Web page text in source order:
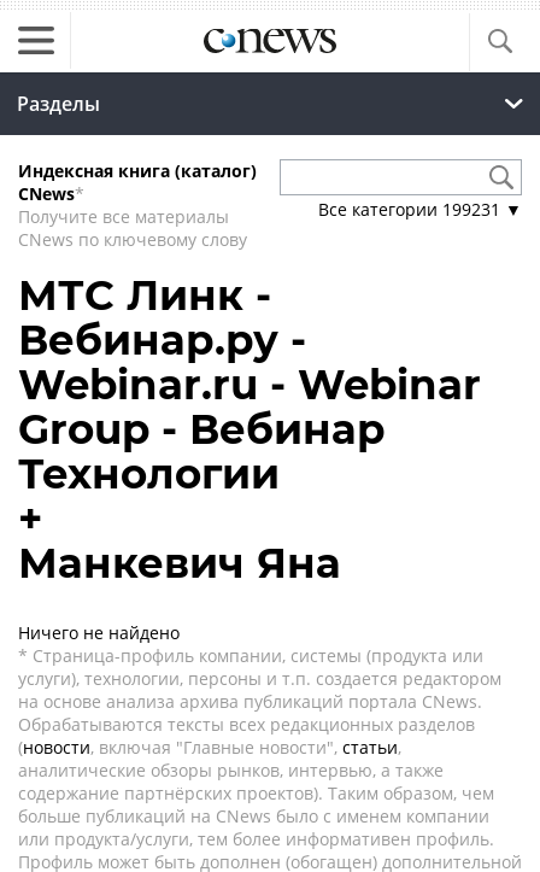
Разделы
Индексная книга (каталог)
CNews*
Получите все материалы
CNews по ключевому слову
Все категории 199231 ▼
МТС Линк -
Вебинар.ру -
Webinar.ru - Webinar
Group - Вебинар
Технологии
+
Манкевич Яна
Ничего не найдено
* Страница-профиль компании, системы (продукта или
услуги), технологии, персоны и т.п. создается редактором
на основе анализа архива публикаций портала CNews.
Обрабатываются тексты всех редакционных разделов
(новости, включая "Главные новости", статьи,
аналитические обзоры рынков, интервью, а также
содержание партнёрских проектов). Таким образом, чем
больше публикаций на CNews было с именем компании
или продукта/услуги, тем более информативен профиль.
Профиль может быть дополнен (обогащен) дополнительной